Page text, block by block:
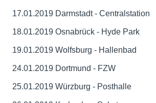
17.01.2019 Darmstadt - Centralstation
18.01.2019 Osnabrück - Hyde Park
19.01.2019 Wolfsburg - Hallenbad
24.01.2019 Dortmund - FZW
25.01.2019 Würzburg - Posthalle